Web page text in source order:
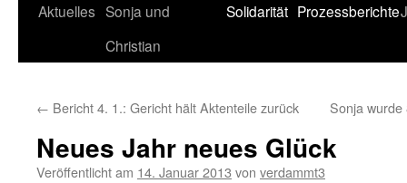
Aktuelles Sonja und
Christian
Solidarität Prozessberichte
← Bericht 4. 1.: Gericht hält Aktenteile zurück Sonja
Neues Jahr neues Glück
Veröffentlicht am 14. Januar 2013 von verdammt3